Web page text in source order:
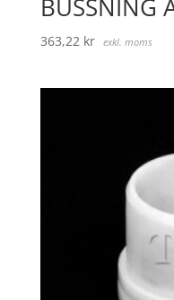
BUSSNING
363,22 kr exkl. moms